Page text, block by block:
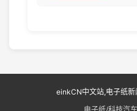
einkCN中文站,电子纸